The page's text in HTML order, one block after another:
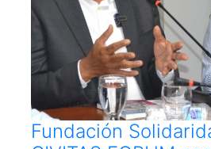
Fundación